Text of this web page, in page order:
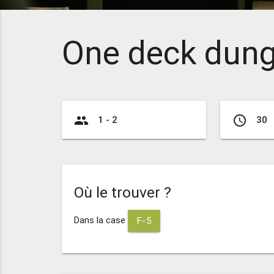
One deck
group 1 - 2 access_time 30
Où le trouver ?
Dans la case F-5